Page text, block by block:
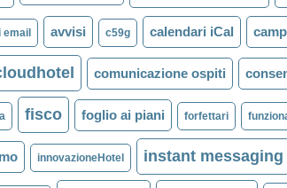
avvisi c59g calendari iCal
comunicazione ospiti
fisco foglio ai piani forfettari
innovazioneHotel instant messaging